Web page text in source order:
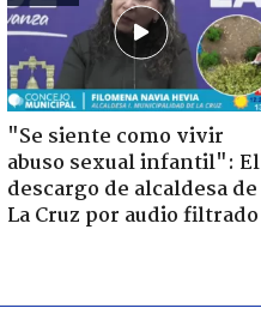
"Se siente como vivir
abuso sexual infantil": El
descargo de alcaldesa de
La Cruz por audio filtrado